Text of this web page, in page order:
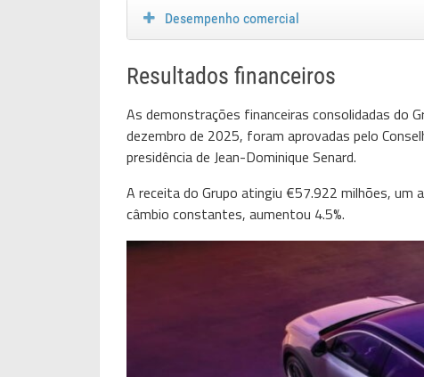
Desempenho comercial
Resultados financeiros
As demonstrações financeiras consolidadas do
dezembro de 2025, foram aprovadas pelo
presidência de Jean-Dominique Senard.
A receita do Grupo atingiu €57.922 milhões, um
câmbio constantes, aumentou 4.5%.